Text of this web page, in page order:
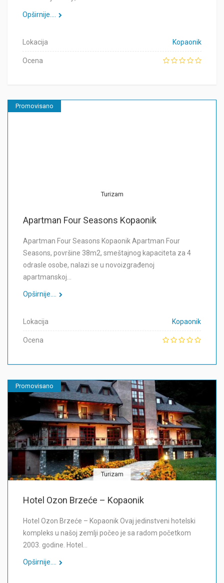
Opširnije....
Lokacija Kopaonik
Ocena
Promovisano
Turizam
Apartman Four Seasons Kopaonik
Apartman Four Seasons Kopaonik Apartman Four
Seasons, površine 38m2, smeštajnog kapaciteta za 4
odrasle osobe, nalazi se u novoizgrađenoj
apartmanskoj…
Opširnije....
Lokacija Kopaonik
Ocena
Promovisano
Turizam
Hotel Ozon Brzeće – Kopaonik
Hotel Ozon Brzeće – Kopaonik Ovaj jedinstveni hotelski
kompleks u našoj zemlji počeo je sa radom početkom
2003. godine. Hotel…
Opširnije....